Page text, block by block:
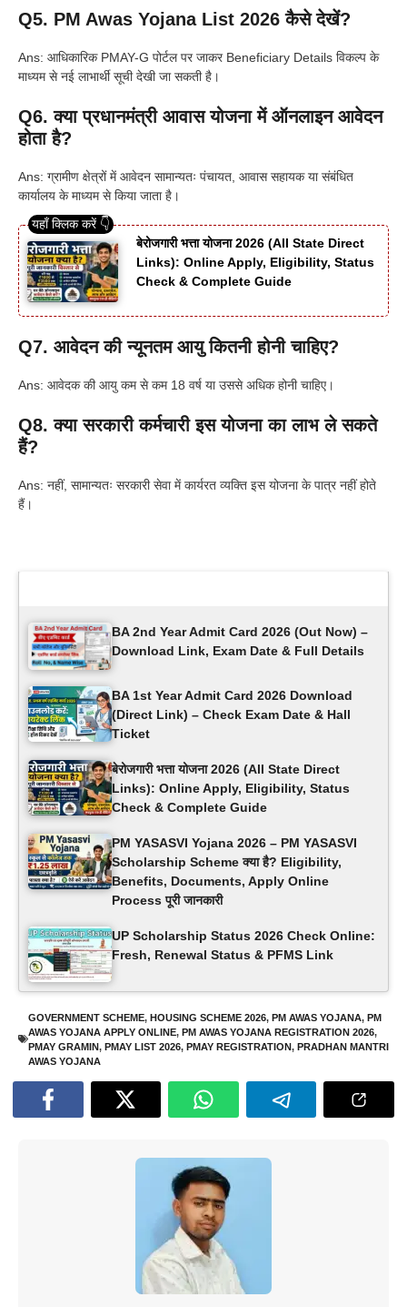
Q5. PM Awas Yojana List 2026 कैसे देखें?
Ans: आधिकारिक PMAY-G पोर्टल पर जाकर Beneficiary Details विकल्प के
माध्यम से नई लाभार्थी सूची देखी जा सकती है।
Q6. क्या प्रधानमंत्री आवास योजना में ऑनलाइन आवेदन
होता है?
Ans: ग्रामीण क्षेत्रों में आवेदन सामान्यतः पंचायत, आवास सहायक या संबंधित
कार्यालय के माध्यम से किया जाता है।
बेरोजगारी भत्ता योजना 2026 (All State Direct
Links): Online Apply, Eligibility, Status
Check & Complete Guide
Q7. आवेदन की न्यूनतम आयु कितनी होनी चाहिए?
Ans: आवेदक की आयु कम से कम 18 वर्ष या उससे अधिक होनी चाहिए।
Q8. क्या सरकारी कर्मचारी इस योजना का लाभ ले सकते
हैं?
Ans: नहीं, सामान्यतः सरकारी सेवा में कार्यरत व्यक्ति इस योजना के पात्र नहीं होते
हैं।
BA 2nd Year Admit Card 2026 (Out Now) –
Download Link, Exam Date & Full Details
BA 1st Year Admit Card 2026 Download
(Direct Link) – Check Exam Date & Hall
Ticket
बेरोजगारी भत्ता योजना 2026 (All State Direct
Links): Online Apply, Eligibility, Status
Check & Complete Guide
PM YASASVI Yojana 2026 – PM YASASVI
Scholarship Scheme क्या है? Eligibility,
Benefits, Documents, Apply Online
Process पूरी जानकारी
UP Scholarship Status 2026 Check Online:
Fresh, Renewal Status & PFMS Link
GOVERNMENT SCHEME, HOUSING SCHEME 2026, PM AWAS YOJANA, PM
AWAS YOJANA APPLY ONLINE, PM AWAS YOJANA REGISTRATION 2026,
PMAY GRAMIN, PMAY LIST 2026, PMAY REGISTRATION, PRADHAN MANTRI
AWAS YOJANA